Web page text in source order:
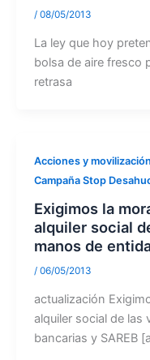
/ 08/05/2013
La ley que hoy
bolsa de aire fresco
retrasa
Acciones y movilización
Campaña Stop
Exigimos la
alquiler social
manos de
/ 06/05/2013
actualización
alquiler social de las
bancarias y SAREB